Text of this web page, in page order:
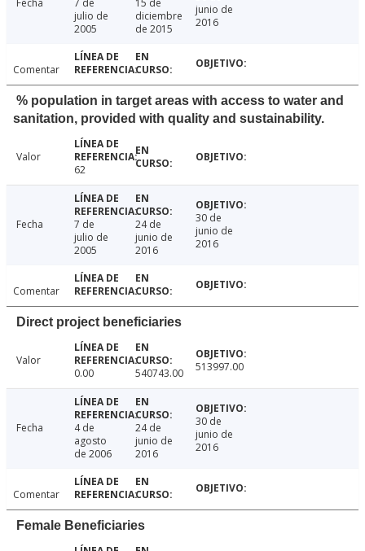
Fecha
7 de
julio de
2005
15 de
diciembre
de 2015
junio de
2016
Comentar
% population in target areas with access to water and
sanitation, provided with quality and sustainability.
Valor
62
Fecha
7 de
julio de
2005
24 de
junio de
2016
30 de
junio de
2016
Comentar
Direct project beneficiaries
Valor
0.00
540743.00 513997.00
Fecha
4 de
agosto
de 2006
24 de
junio de
2016
30 de
junio de
2016
Comentar
Female Beneficiaries